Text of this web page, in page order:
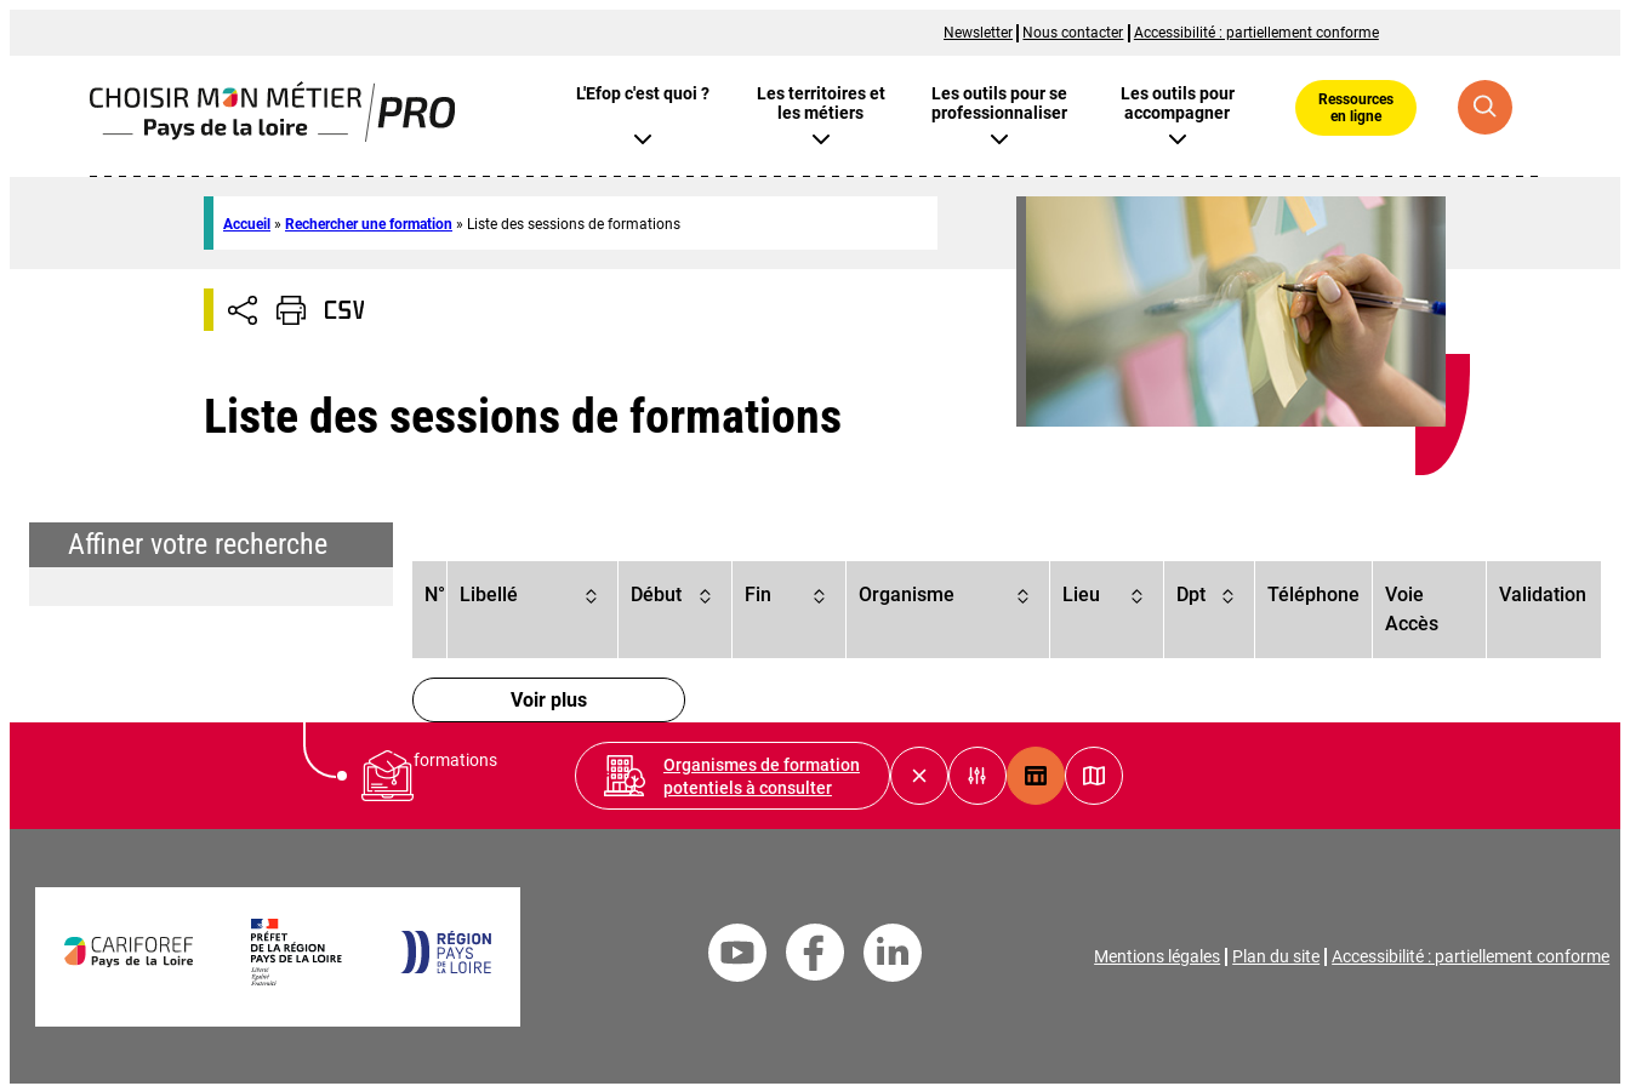
Newsletter Nous contacter Accessibilité : partiellement conforme
L'Efop c'est quoi ?
Les territoires et
les métiers
Les outils pour se
professionnaliser
Les outils pour
accompagner
Ressources
en ligne
Accueil » Rechercher une formation » Liste des sessions de formations
Liste des sessions de formations
Affiner votre recherche
N° Libellé Début Fin Organisme Lieu Dpt Téléphone
Voie
Accès
Validation
Voir plus
formations
Organismes de formation
potentiels à consulter
Vue tableauVue carte
Mentions légales Plan du site Accessibilité : partiellement conforme